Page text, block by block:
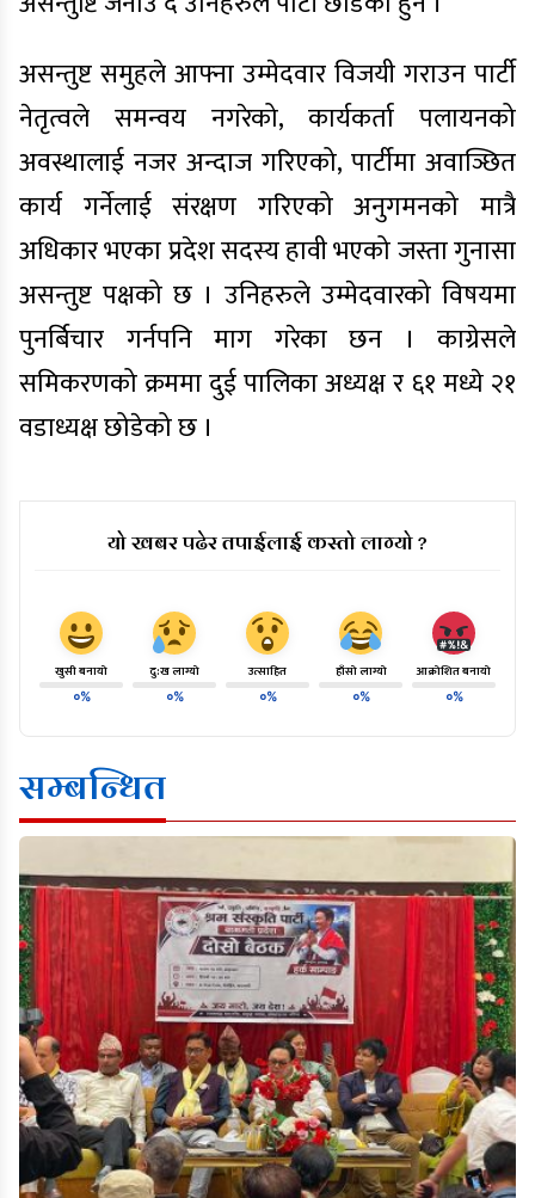
असन्तुष्ट समुहले आफ्ना उम्मेदवार विजयी गराउन पार्टी
नेतृत्वले समन्वय नगरेको, कार्यकर्ता पलायनको
अवस्थालाई नजर अन्दाज गरिएको, पार्टीमा अवाञ्छित
कार्य गर्नेलाई संरक्षण गरिएको अनुगमनको मात्रै
अधिकार भएका प्रदेश सदस्य हावी भएको जस्ता गुनासा
असन्तुष्ट पक्षको छ । उनिहरुले उम्मेदवारको विषयमा
पुनर्बिचार गर्नपनि माग गरेका छन । काग्रेसले
समिकरणको क्रममा दुई पालिका अध्यक्ष र ६१ मध्ये २१
वडाध्यक्ष छोडेको छ ।
यो खबर पढेर तपाईलाई कस्तो लाग्यो ?
खुसी बनायो
०%
दु:ख लाग्यो
०%
उत्साहित
०%
हाँसो लाग्यो
०%
आक्रोशित बनायो
०%
सम्बन्धित